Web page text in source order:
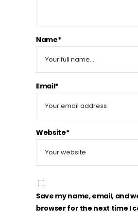
Name*
Email*
Website*
Save my name, email, and
browser for the next time I